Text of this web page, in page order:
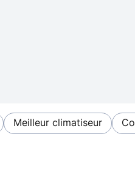
Meilleur climatiseur